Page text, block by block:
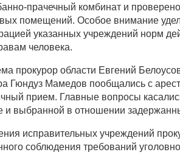
прачечный комбинат и
помещений. Особое внимание
указанных учреждений норм
человека.
прокурор области Евгений
Гюндуз Мамедов пообщались с
прием. Главные вопросы
и выбранной в отношении
исправительных учреждений
соблюдения требований